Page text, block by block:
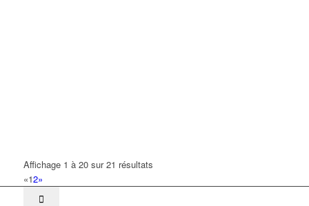
Affichage 1 à 20 sur 21 résultats
«12»